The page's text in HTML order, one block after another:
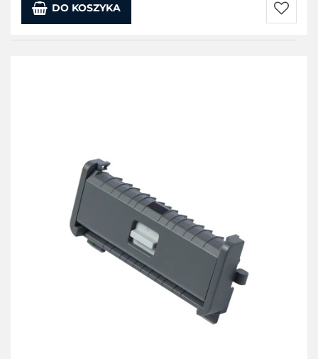
DO KOSZYKA
Do